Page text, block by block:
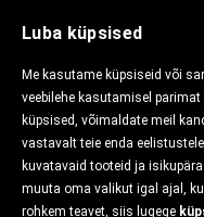
Luba küpsised
Me kasutame küpsiseid või
veebilehe kasutamisel
küpsised, võimaldate meil
vastavalt teie enda
kuvatavaid tooteid ja
muuta oma valikut igal ajal,
rohkem teavet, siis lugege